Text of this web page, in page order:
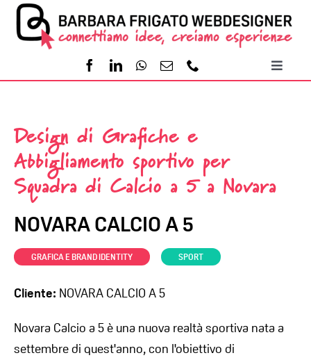
Salta
contenuto
Servizi
Portfolio
Design di Grafiche e
Abbigliamento sportivo per
Squadra di Calcio a 5 a Novara
NOVARA CALCIO A 5
GRAFICA E BRAND IDENTITY SPORT
Cliente: NOVARA CALCIO A 5
Novara Calcio a 5 è una nuova realtà sportiva nata a
settembre di quest'anno, con l'obiettivo di